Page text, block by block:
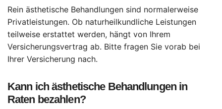
Rein ästhetische Behandlungen sind normalerweise
Privatleistungen. Ob naturheilkundliche Leistungen
teilweise erstattet werden, hängt von Ihrem
Versicherungsvertrag ab. Bitte fragen Sie vorab bei
Ihrer Versicherung nach.
Kann ich ästhetische Behandlungen in
Raten bezahlen?